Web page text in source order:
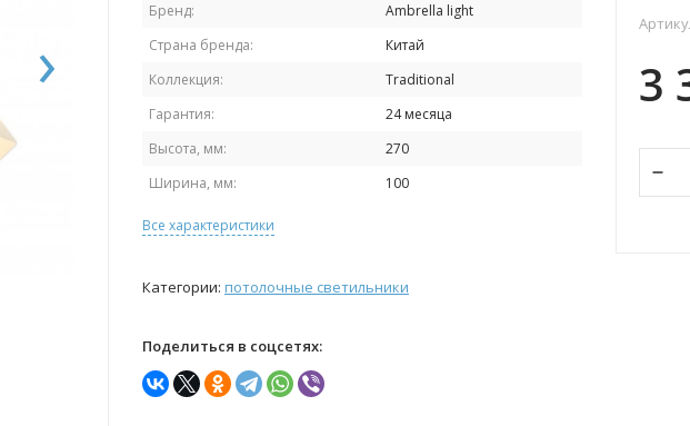
›
Бренд:
Ambrella light
Страна бренда:
Китай
Коллекция:
Traditional
Гарантия:
24 месяца
Высота, мм:
270
Ширина, мм:
100
Все характеристики
Категории: потолочные светильники
Поделиться в соцсетях:
3